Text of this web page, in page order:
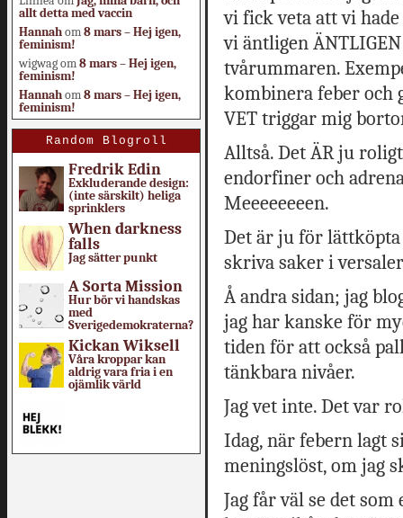
allt detta med vaccin
Hannahom8 mars – Hej igen,
feminism!
wigwagom8 mars – Hej igen,
feminism!
Hannahom8 mars – Hej igen,
feminism!
Random Blogroll
Fredrik Edin
Exkluderande design:
(inte särskilt) heliga
sprinklers
When darkness
falls
Jag sätter punkt
A Sorta Mission
Hur bör vi handskas
med
Sverigedemokraterna?
Kickan Wiksell
Våra kroppar kan
aldrig vara fria i en
ojämlik värld
vi fick veta att vi
vi äntligen
tvårummaren.
kombinera feber och
VET triggar mig
Alltså. Det ÄR ju
endorfiner och
Meeeeeeeen.
Det är ju för
skriva saker i
Å andra sidan; jag
jag har kanske för
tiden för att också
tänkbara nivåer.
Jag vet inte. Det var
Idag, när febern lagt
meningslöst, om jag
Jag får väl se det